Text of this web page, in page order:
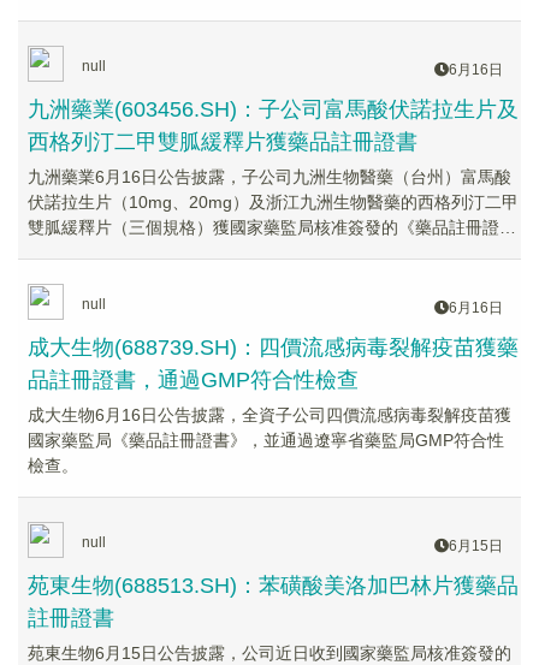
null 6月16日
九洲藥業(603456.SH)：子公司富馬酸伏諾拉生片及
西格列汀二甲雙胍緩釋片獲藥品註冊證書
九洲藥業6月16日公告披露，子公司九洲生物醫藥（台州）富馬酸
伏諾拉生片（10mg、20mg）及浙江九洲生物醫藥的西格列汀二甲
雙胍緩釋片（三個規格）獲國家藥監局核准簽發的《藥品註冊證
null 6月16日
成大生物(688739.SH)：四價流感病毒裂解疫苗獲藥
品註冊證書，通過GMP符合性檢查
成大生物6月16日公告披露，全資子公司四價流感病毒裂解疫苗獲
國家藥監局《藥品註冊證書》，並通過遼寧省藥監局GMP符合性
檢查。
null 6月15日
苑東生物(688513.SH)：苯磺酸美洛加巴林片獲藥品
註冊證書
苑東生物6月15日公告披露，公司近日收到國家藥監局核准簽發的